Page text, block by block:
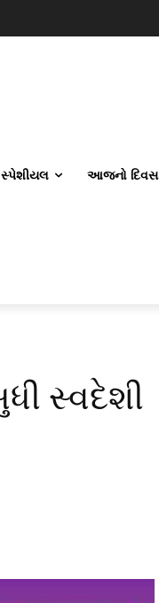
આજનો દિવસ
સ્વદેશી